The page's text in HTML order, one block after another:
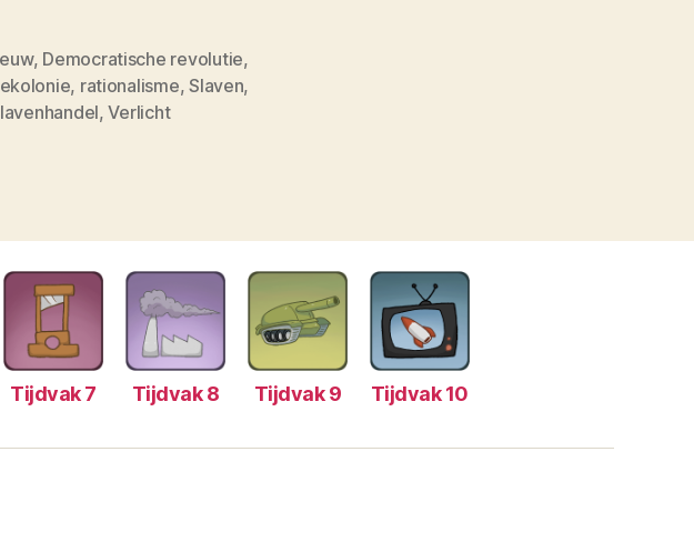
, Democratische revolutie,
, rationalisme,Slaven,
,Verlicht
Tijdvak 7 Tijdvak 8 Tijdvak 9 Tijdvak 10